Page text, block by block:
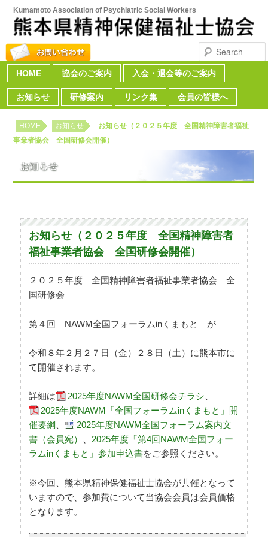
Kumamoto Association of Psychiatric Social Workers
Search
Main menu
Skip to primary content
Skip to secondary content
HOME 協会のご案内 入会・退会等のご案内
お知らせ 研修案内 リンク集 会員の皆様へ
HOME お知らせ
お知らせ（２０２５年度 全国精神障害者福祉
事業者協会 全国研修会開催）
お知らせ（２０２５年度 全国精神障害者
福祉事業者協会 全国研修会開催）
２０２５年度 全国精神障害者福祉事業者協会 全
国研修会
第４回 NAWM全国フォーラムinくまもと が
令和８年２月２７日（金）２８日（土）に熊本市に
て開催されます。
詳細は 2025年度NAWM全国研修会チラシ、
2025年度NAWM「全国フォーラムinくまもと」開
催要綱、
2025年度NAWM全国フォーラム案内文
書（会員宛）
、 2025年度「第4回NAWM全国フォー
ラムinくまもと」参加申込書をご参照ください。
※今回、熊本県精神保健福祉士協会が共催となって
いますので、参加費について当協会会員は会員価格
となります。